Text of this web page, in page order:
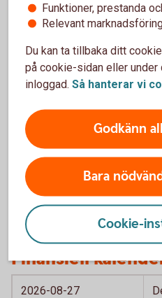
Utgivna
till tidigare
Mälardalen
Information om utgivna
tidigare Sparbanken
Läs om obligationerna
Finansiell
2026-08-27
Funktioner, prestanda
Relevant
Du kan ta tillbaka ditt
på cookie-sidan eller under
inloggad. Så hanterar vi
Godkänn
Bara
Cookie-